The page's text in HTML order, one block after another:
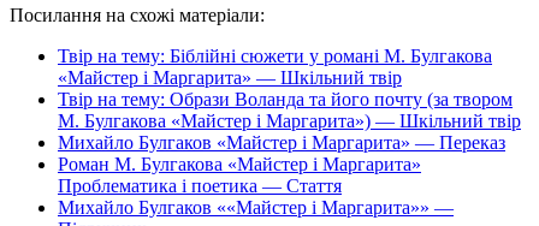
Посилання на схожі матеріали:
Твір на тему: Біблійні сюжети у романі М. Булгакова
«Майстер і Маргарита» — Шкільний твір
Твір на тему: Образи Воланда та його почту (за твором
М. Булгакова «Майстер і Маргарита») — Шкільний твір
Михайло Булгаков «Майстер і Маргарита» — Переказ
Роман М. Булгакова «Майстер і Маргарита»
Проблематика і поетика — Стаття
Михайло Булгаков ««Майстер і Маргарита»» —